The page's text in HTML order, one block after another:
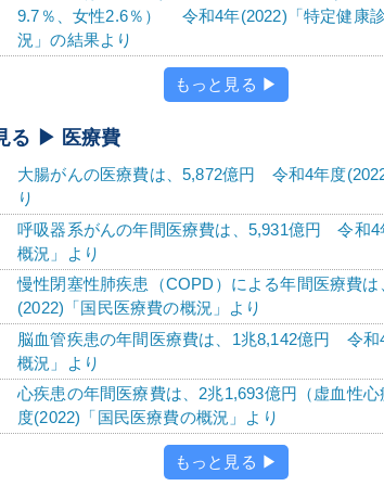
9.7％、女性2.6％） 令和4年(2022)「特定健康
況」の結果より
もっと見る ▶
る ▶ 医療費
大腸がんの医療費は、5,872億円 令和4年度
り
呼吸器系がんの年間医療費は、5,931億円 令和4
概況」より
慢性閉塞性肺疾患（COPD）による年間医療費
(2022)「国民医療費の概況」より
脳血管疾患の年間医療費は、1兆8,142億円 令和
概況」より
心疾患の年間医療費は、2兆1,693億円（虚血性
度(2022)「国民医療費の概況」より
もっと見る ▶